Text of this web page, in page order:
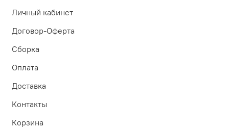
Личный кабинет
Договор-Оферта
Сборка
Оплата
Доставка
Контакты
Корзина